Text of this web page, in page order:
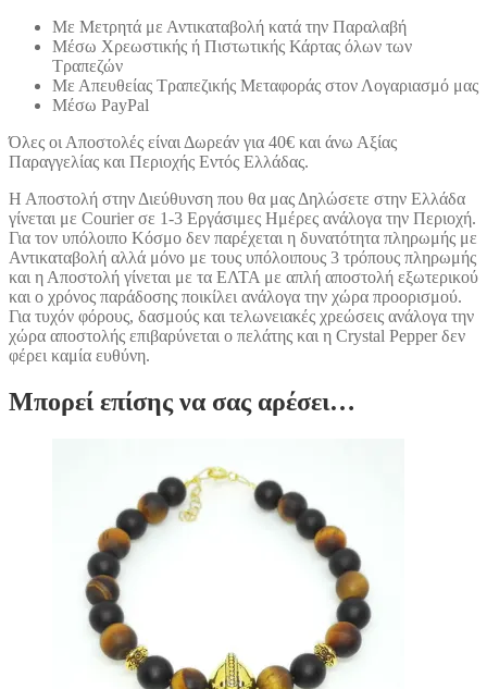
Με Μετρητά με Αντικαταβολή κατά την Παραλαβή
Μέσω Χρεωστικής ή Πιστωτικής Κάρτας όλων των
Τραπεζών
Με Απευθείας Τραπεζικής Μεταφοράς στον Λογαριασμό μας
Μέσω PayPal
Όλες οι Αποστολές είναι Δωρεάν για 40€ και άνω Αξίας
Παραγγελίας και Περιοχής Εντός Ελλάδας.
Η Αποστολή στην Διεύθυνση που θα μας Δηλώσετε στην Ελλάδα
γίνεται με Courier σε 1-3 Εργάσιμες Ημέρες ανάλογα την Περιοχή.
Για τον υπόλοιπο Κόσμο δεν παρέχεται η δυνατότητα πληρωμής με
Αντικαταβολή αλλά μόνο με τους υπόλοιπους 3 τρόπους πληρωμής
και η Αποστολή γίνεται με τα ΕΛΤΑ με απλή αποστολή εξωτερικού
και ο χρόνος παράδοσης ποικίλει ανάλογα την χώρα προορισμού.
Για τυχόν φόρους, δασμούς και τελωνειακές χρεώσεις ανάλογα την
χώρα αποστολής επιβαρύνεται ο πελάτης και η Crystal Pepper δεν
φέρει καμία ευθύνη.
Μπορεί επίσης να σας αρέσει…